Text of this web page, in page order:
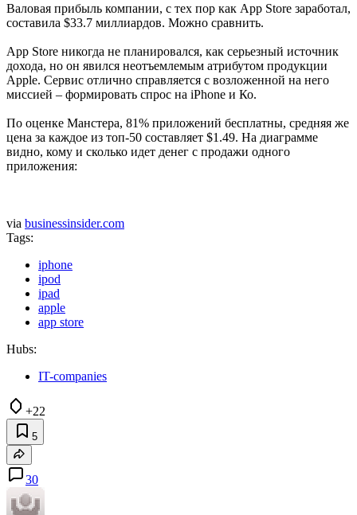
Валовая прибыль компании, с тех пор как App Store заработал,
составила $33.7 миллиардов. Можно сравнить.
App Store никогда не планировался, как серьезный источник
дохода, но он явился неотъемлемым атрибутом продукции
Apple. Сервис отлично справляется с возложенной на него
миссией – формировать спрос на iPhone и Ко.
По оценке Манстера, 81% приложений бесплатны, средняя же
цена за каждое из топ-50 составляет $1.49. На диаграмме
видно, кому и сколько идет денег с продажи одного
приложения:
via businessinsider.com
Tags:
iphone
ipod
ipad
apple
app store
Hubs:
IT-companies
+22
5
30